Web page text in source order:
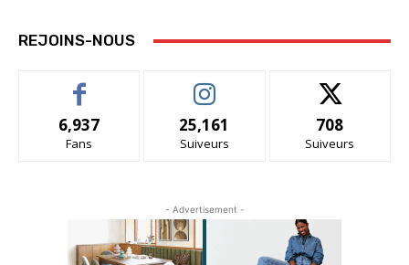
REJOINS-NOUS
6,937
Fans
25,161
Suiveurs
708
Suiveurs
- Advertisement -